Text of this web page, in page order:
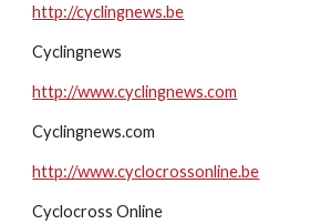
http://cyclingnews.be
Cyclingnews
http://www.cyclingnews.com
Cyclingnews.com
http://www.cyclocrossonline.be
Cyclocross Online